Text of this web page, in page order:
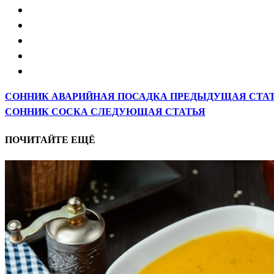
СОННИК АВАРИЙНАЯ ПОСАДКАПРЕДЫДУЩАЯ
СОННИК СОСКАСЛЕДУЮЩАЯ СТАТЬЯ
ПОЧИТАЙТЕ ЕЩЁ